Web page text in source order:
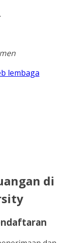
lembaga
di